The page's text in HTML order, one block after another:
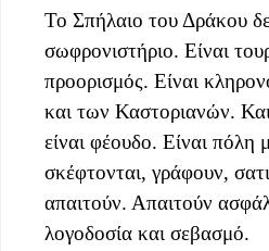
Το Σπήλαιο του Δράκου
σωφρονιστήριο. Είναι
προορισμός. Είναι
και των Καστοριανών.
είναι φέουδο. Είναι πόλη
σκέφτονται, γράφουν,
απαιτούν. Απαιτούν
λογοδοσία και σεβασμό.